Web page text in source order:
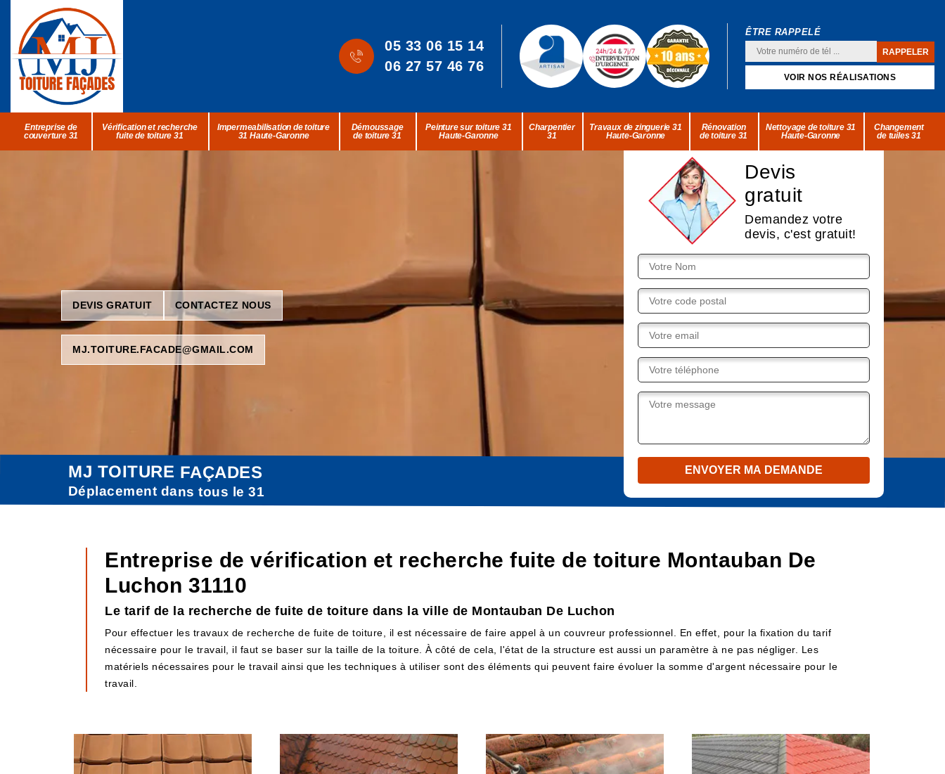
05 33 06 15 14
06 27 57 46 76
ÊTRE RAPPELÉ
VOIR NOS RÉALISATIONS
Entreprise de
couverture 31
Vérification et recherche
fuite de toiture 31
Impermeabilisation de toiture
31 Haute-Garonne
Démoussage
de toiture 31
Peinture sur toiture 31
Haute-Garonne
Charpentier
31
Travaux de zinguerie 31
Haute-Garonne
Rénovation
de toiture 31
Nettoyage de toiture 31
Haute-Garonne
Changement
de tuiles 31
DEVIS GRATUIT CONTACTEZ NOUS
MJ.TOITURE.FACADE@GMAIL.COM
Devis
gratuit
Demandez votre
devis, c'est gratuit!
MJ TOITURE FAÇADES
Déplacement dans tous le 31
Entreprise de vérification et recherche fuite de toiture Montauban De
Luchon 31110
Le tarif de la recherche de fuite de toiture dans la ville de Montauban De Luchon
Pour effectuer les travaux de recherche de fuite de toiture, il est nécessaire de faire appel à un couvreur professionnel. En effet, pour la fixation du tarif
nécessaire pour le travail, il faut se baser sur la taille de la toiture. À côté de cela, l'état de la structure est aussi un paramètre à ne pas négliger. Les
matériels nécessaires pour le travail ainsi que les techniques à utiliser sont des éléments qui peuvent faire évoluer la somme d'argent nécessaire pour le
travail.